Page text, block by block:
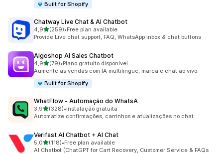
Built for Shopify
Chatway Live Chat & AI Chatbot
4,9de 5 estrelas
(259)
259 total de avaliações
•Free plan available
Provide Live chat support, FAQ, WhatsApp inbox & chat buttons
Algoshop AI Sales Chatbot
4,9de 5 estrelas
(79)
79 total de avaliações
•Plano gratuito disponível
Aumente as vendas com IA multilingue, marca e chat ao vivo.
Built for Shopify
WhatFlow ‑ Automação do WhatsA
3,9de 5 estrelas
(328)
328 total de avaliações
•Instalação gratuita
Automatize confirmações, carrinhos e atualizações no chat
Verifast AI Chatbot + AI Chat
5,0de 5 estrelas
(118)
118 total de avaliações
•Free plan available
AI Chatbot (ChatGPT for Cart Recovery, Customer Service & FAQs